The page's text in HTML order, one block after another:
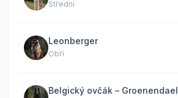
Střední
Leonberger
Obří
Belgický ovčák – Groenendael